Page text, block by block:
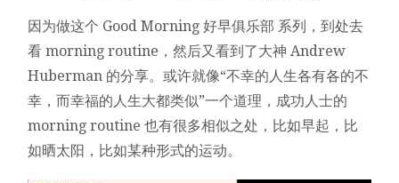
因为做这个 Good Morning 好早俱乐部 系列，到处去
看 morning routine，然后又看到了大神 Andrew
Huberman 的分享。或许就像“不幸的人生各有各的不
幸，而幸福的人生大都类似”一个道理，成功人士的
morning routine 也有很多相似之处，比如早起，比
如晒太阳，比如某种形式的运动。